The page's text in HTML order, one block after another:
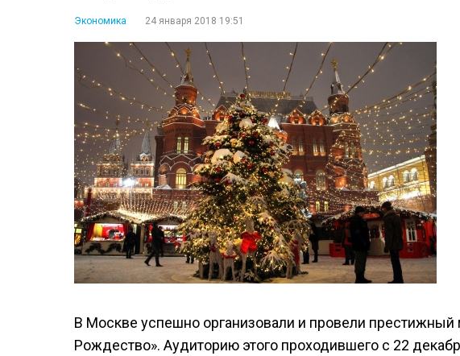
Экономика 24 января 2018 19:51
В Москве успешно организовали и провели
Рождество». Аудиторию этого проходившего с 22